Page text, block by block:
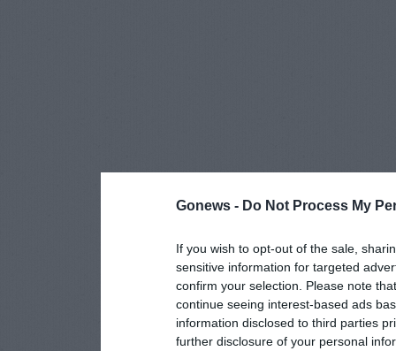
Gonews - Do Not Process My
If you wish to opt-out of the sale,
sensitive information for targeted
confirm your selection. Please note
continue seeing interest-based ads
information disclosed to third parties
further disclosure of your personal